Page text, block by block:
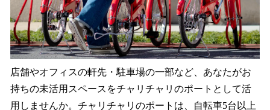
店舗やオフィスの軒先・駐車場の一部など、あなたがお
持ちの未活用スペースをチャリチャリのポートとして活
用しませんか。チャリチャリのポートは、自転車5台以上